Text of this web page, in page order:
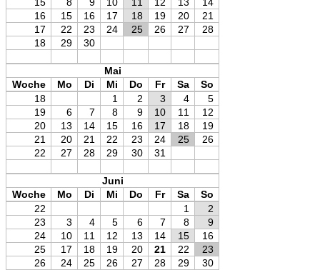
15
8 9 10 11 12 13
14
16
15 16 17 18 19 20
21
17
22 23 24 25 26 27
28
18
29 30
Mai
Woche
Mo Di Mi Do Fr Sa
So
18
1 2 3 4
5
19
6 7 8 9 10 11
12
20
13 14 15 16 17 18
19
21
20 21 22 23 24 25
26
22
27 28 29 30 31
Juni
Woche
Mo Di Mi Do Fr Sa
So
22
1
2
23
3 4 5 6 7 8
9
24
10 11 12 13 14 15
16
25
17 18 19 20 21 22
23
26
24 25 26 27 28 29 30